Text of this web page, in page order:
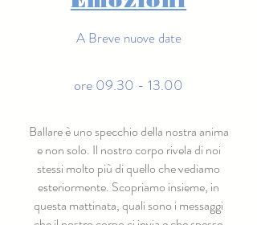
A Breve nuove date
ore 09.30 - 13.00
Ballare è uno specchio della nostra anima
e non solo. Il nostro corpo rivela di noi
stessi molto più di quello che vediamo
esteriormente. Scopriamo insieme, in
questa mattinata, quali sono i messaggi